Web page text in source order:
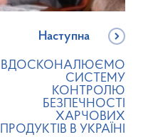
Наступна
ВДОСКОНАЛЮЄМО
СИСТЕМУ
КОНТРОЛЮ
БЕЗПЕЧНОСТІ
ХАРЧОВИХ
ПРОДУКТІВ В УКРАЇНІ